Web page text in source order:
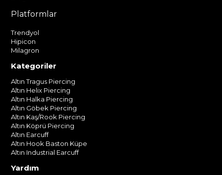
Platformlar
Trendyol
Hipicon
Milagron
Kategoriler
Altın Tragus Piercing
Altın Helix Piercing
Altın Halka Piercing
Altın Göbek Piercing
Altın Kaş/Rook Piercing
Altın Köprü Piercing
Altın Earcuff
Altın Hook Baston Küpe
Altın Industrial Earcuff
Yardım